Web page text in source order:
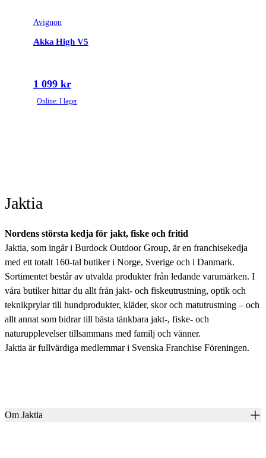
Avignon
Akka High V5
1 099 kr
Online: I lager
Jaktia
Nordens största kedja för jakt, fiske och fritid
Jaktia, som ingår i Burdock Outdoor Group, är en franchisekedja
med ett totalt 160-tal butiker i Norge, Sverige och i Danmark.
Sortimentet består av utvalda produkter från ledande varumärken. I
våra butiker hittar du allt från jakt- och fiskeutrustning, optik och
teknikprylar till hundprodukter, kläder, skor och matutrustning – och
allt annat som bidrar till bästa tänkbara jakt-, fiske- och
naturupplevelser tillsammans med familj och vänner.
Jaktia är fullvärdiga medlemmar i Svenska Franchise Föreningen.
Om Jaktia